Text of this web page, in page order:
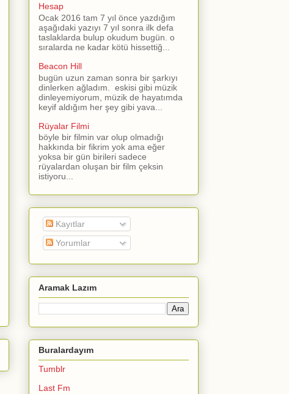
Hesap
Ocak 2016 tam 7 yıl önce yazdığım
aşağıdaki yazıyı 7 yıl sonra ilk defa
taslaklarda bulup okudum bugün. o
sıralarda ne kadar kötü hissettiğ...
Beacon Hill
bugün uzun zaman sonra bir şarkıyı
dinlerken ağladım. eskisi gibi müzik
dinleyemiyorum, müzik de hayatımda
keyif aldığım her şey gibi yava...
Rüyalar Filmi
böyle bir filmin var olup olmadığı
hakkında bir fikrim yok ama eğer
yoksa bir gün birileri sadece
rüyalardan oluşan bir film çeksin
istiyoru...
Kayıtlar
Yorumlar
Aramak Lazım
Buralardayım
Tumblr
Last Fm